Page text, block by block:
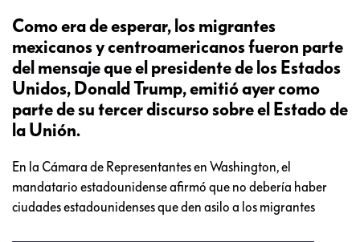
Como era de esperar, los migrantes
mexicanos y centroamericanos fueron parte
del mensaje que el presidente de los Estados
Unidos, Donald Trump, emitió ayer como
parte de su tercer discurso sobre el Estado de
la Unión.
En la Cámara de Representantes en Washington, el
mandatario estadounidense afirmó que no debería haber
ciudades estadounidensesque den asilo a los migrantes